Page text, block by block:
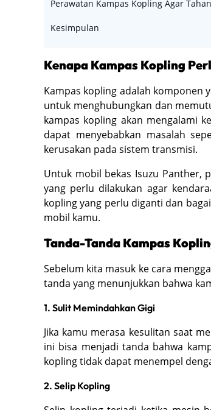
Perawatan Kampas Kopling Agar
Kesimpulan
Kenapa Kampas Kopling
Kampas kopling adalah komponen
untuk menghubungkan dan
kampas kopling akan mengalami
dapat menyebabkan masalah
kerusakan pada sistem transmisi.
Untuk mobil bekas Isuzu Panther,
yang perlu dilakukan agar
kopling yang perlu diganti dan
mobil kamu.
Tanda-Tanda Kampas
Sebelum kita masuk ke cara
tanda yang menunjukkan bahwa
1. Sulit Memindahkan Gigi
Jika kamu merasa kesulitan saat
ini bisa menjadi tanda bahwa
kopling tidak dapat menempel
2. Selip Kopling